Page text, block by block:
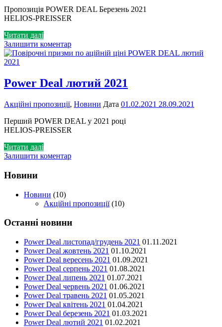
Пропозиція POWER DEAL Березень 2021
HELIOS-PREISSER
Читати далі
Залишити коментар
Power Deal лютий 2021
Акційні пропозиції, Новини Дата 01.02.2021 28.09.2021
Перший POWER DEAL у 2021 році
HELIOS-PREISSER
Читати далі
Залишити коментар
Новини
Новини (10)
Акційні пропозиції(10)
Останні новини
Power Deal листопад/грудень 2021 01.11.2021
Power Deal жовтень 2021 01.10.2021
Power Deal вересень 2021 01.09.2021
Power Deal серпень 2021 01.08.2021
Power Deal липень 2021 01.07.2021
Power Deal червень 2021 01.06.2021
Power Deal травень 2021 01.05.2021
Power Deal квітень 2021 01.04.2021
Power Deal березень 2021 01.03.2021
Power Deal лютий 2021 01.02.2021